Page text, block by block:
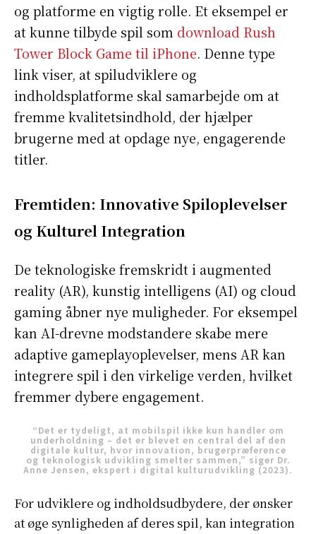
og platforme en vigtig rolle. Et eksempel er
at kunne tilbyde spil som download Rush
Tower Block Game til iPhone. Denne type
link viser, at spiludviklere og
indholdsplatforme skal samarbejde om at
fremme kvalitetsindhold, der hjælper
brugerne med at opdage nye, engagerende
titler.
Fremtiden: Innovative Spiloplevelser
og Kulturel Integration
De teknologiske fremskridt i augmented
reality (AR), kunstig intelligens (AI) og cloud
gaming åbner nye muligheder. For eksempel
kan AI-drevne modstandere skabe mere
adaptive gameplayoplevelser, mens AR kan
integrere spil i den virkelige verden, hvilket
fremmer dybere engagement.
“Det er tydeligt, at mobilspil ikke kun handler om
underholdning – det er blevet en central del af den
digitale kultur, hvor innovation, brugerpræference
og teknologisk udvikling smelter sammen,” siger Dr.
Anne Jensen, ekspert i digital kulturudvikling (2023).
For udviklere og indholdsudbydere, der ønsker
at øge synligheden af deres spil, kan integration